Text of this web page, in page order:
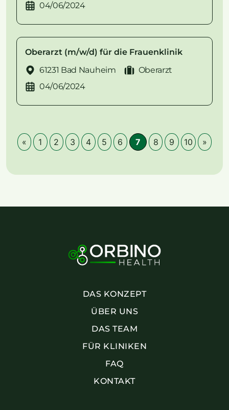
04/06/2024
Oberarzt (m/w/d) für die Frauenklinik
61231 Bad Nauheim
Oberarzt
04/06/2024
« 1 2 3 4 5 6 7 8 9 10 »
DAS KONZEPT
ÜBER UNS
DAS TEAM
FÜR KLINIKEN
FAQ
KONTAKT